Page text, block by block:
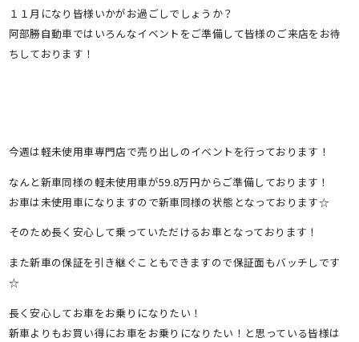
１１月になり皆様いかがお過ごしでしょうか？
阿部勝自動車ではいろんなイベントをご準備して皆様のご来店をお待
ちしております！
今週は軽未使用車専門店で売り出しのイベントを行っております！
なんと新車同様の軽未使用車が59.8万円からご準備しております！
お車は未使用車になりますので新車同様の状態となっております☆
そのため長く安心して乗っていただけるお車となっております！
また新車の保証を引き継ぐこともできますので保証面もバッチしです
☆
長く安心してお車をお乗りになりたい！
新車よりもお買い得にお車をお乗りになりたい！と思っている皆様は